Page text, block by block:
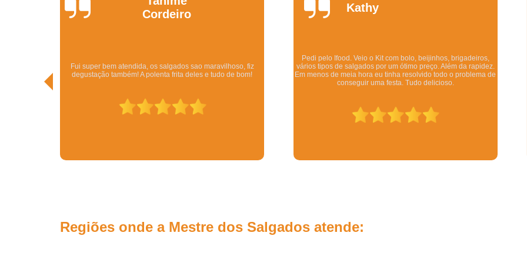
Salgados Assados para Festa Infantil
Salgados de Forno para Festa Infantil
Salgados Finos para Festa Infantil
Salgados Simples para Festa Infantil
Kathy
vários tipos de salgados por um ótimo preço. Além da rapidez.
Em menos de meia hora eu tinha resolvido todo o problema de
Quintela
Os salgadinhos são maravilhosos. Dizem pra esquentar no
forno mas eu esquento no microondas pra ser rápido e mesmo
assim ficam deliciosos. Todo mundo q comeu gostou.
Regiões onde a Mestre dos Salgados atende: